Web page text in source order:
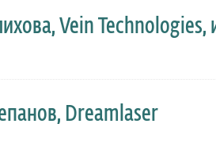
Vein
Dreamlaser